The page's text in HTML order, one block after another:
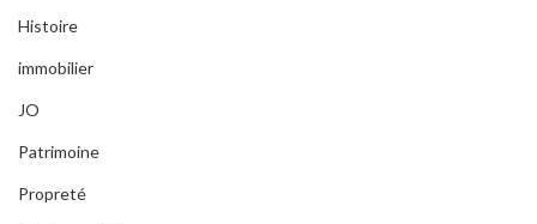
Histoire
immobilier
JO
Patrimoine
Propreté